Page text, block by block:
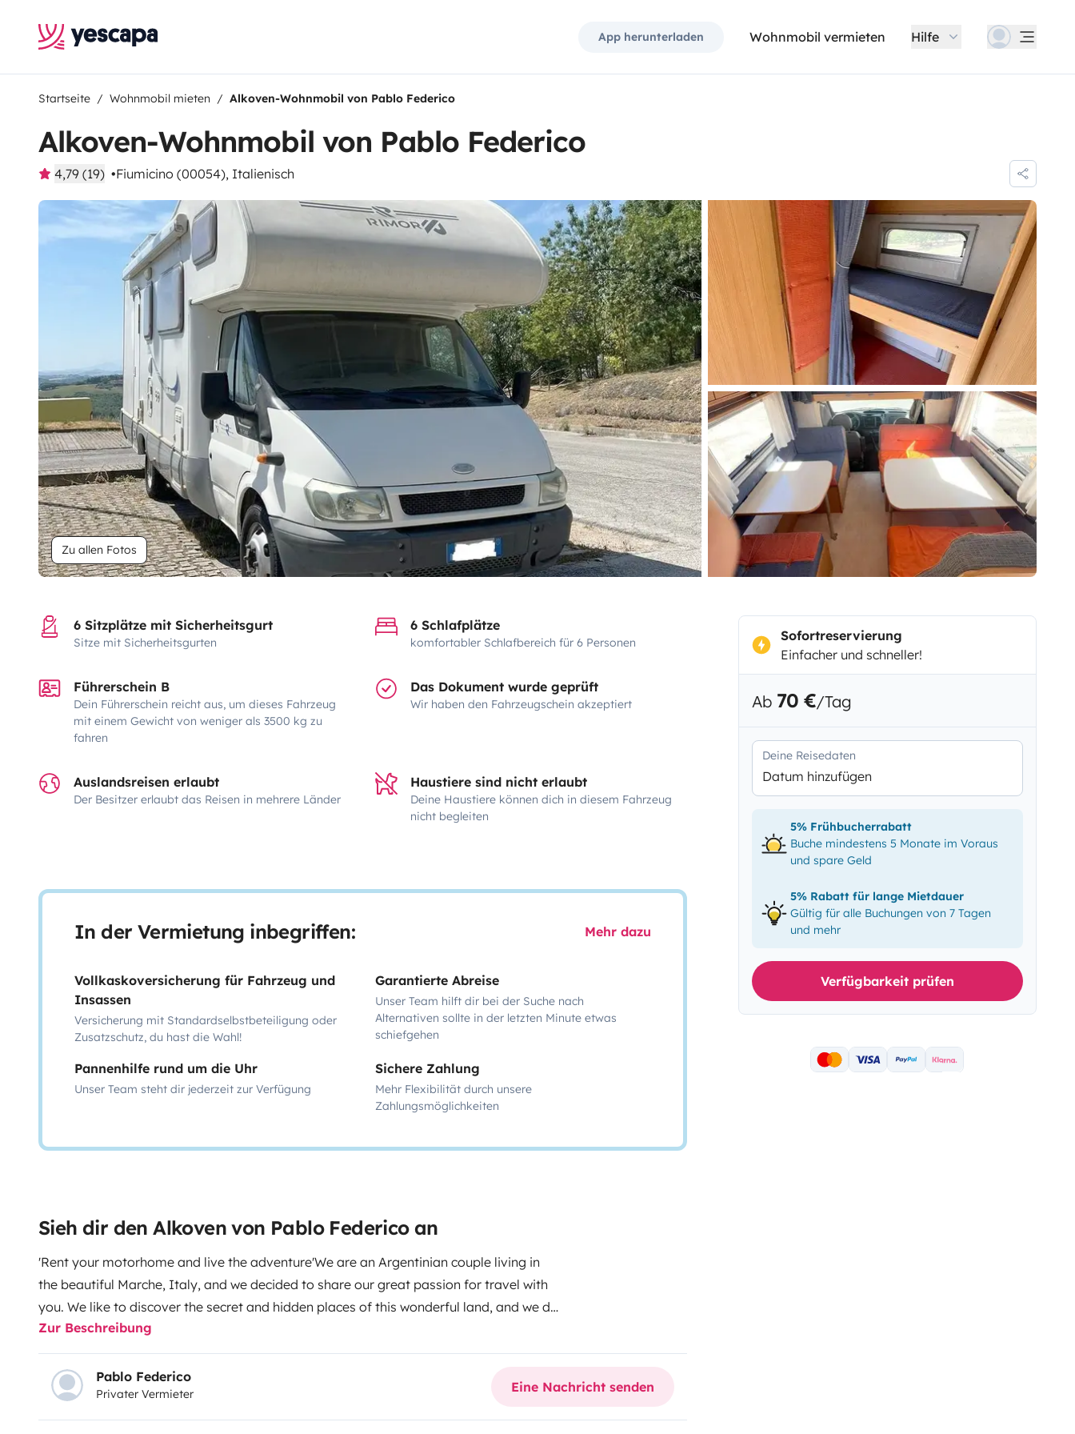
App herunterladen Wohnmobil vermieten Hilfe
Startseite Wohnmobil mieten Alkoven-Wohnmobil von Pablo Federico
Alkoven-Wohnmobil von Pablo Federico
4,79 (19) Fiumicino (00054), Italienisch
Zu allen Fotos
6 Sitzplätze mit Sicherheitsgurt
Sitze mit Sicherheitsgurten
6 Schlafplätze
komfortabler Schlafbereich für 6 Personen
Führerschein B
Dein Führerschein reicht aus, um dieses Fahrzeug
mit einem Gewicht von weniger als 3500 kg zu
fahren
Das Dokument wurde geprüft
Wir haben den Fahrzeugschein akzeptiert
Auslandsreisen erlaubt
Der Besitzer erlaubt das Reisen in mehrere Länder
Haustiere sind nicht erlaubt
Deine Haustiere können dich in diesem Fahrzeug
nicht begleiten
In der Vermietung inbegriffen: Mehr dazu
Vollkaskoversicherung für Fahrzeug und
Insassen
Versicherung mit Standardselbstbeteiligung oder
Zusatzschutz, du hast die Wahl!
Garantierte Abreise
Unser Team hilft dir bei der Suche nach
Alternativen sollte in der letzten Minute etwas
schiefgehen
Pannenhilfe rund um die Uhr
Unser Team steht dir jederzeit zur Verfügung
Sichere Zahlung
Mehr Flexibilität durch unsere
Zahlungsmöglichkeiten
Sieh dir den Alkoven von Pablo Federico an
'Rent your motorhome and live the adventure'We are an Argentinian couple living in
the beautiful Marche, Italy, and we decided to share our great passion for travel with
you. We like to discover the secret and hidden places of this wonderful land, and we do
it on board our camper.
sharing our travel experiences. We want everyone to experience the thrill of
discovering new places and seeing what can't be seen from a hotel room.
we decided to rent our motorhome and offer you the chance to have a unique and
unforgettable experience. We are here to give you tips and ideas on where to go, what
Zur Beschreibung
Pablo Federico
Privater Vermieter Eine Nachricht senden
Sofortreservierung
Einfacher und schneller!
Ab 70 €/Tag
Deine Reisedaten
Datum hinzufügen
5% Frühbucherrabatt
Buche mindestens 5 Monate im Voraus
und spare Geld
5% Rabatt für lange Mietdauer
Gültig für alle Buchungen von 7 Tagen
und mehr
Verfügbarkeit prüfen